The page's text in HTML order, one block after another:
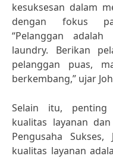
kesuksesan dalam
dengan fokus
“Pelanggan
laundry. Berikan
pelanggan puas,
berkembang,” ujar
Selain itu, penting
kualitas layanan
Pengusaha
kualitas layanan